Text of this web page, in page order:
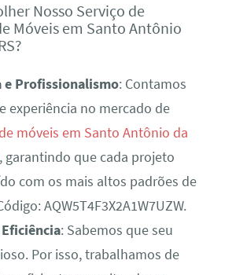
Nosso Serviço de
Móveis em Santo Antônio
e Profissionalismo: Contamos
experiência no mercado de
móveis em Santo Antônio da
, garantindo que cada projeto
com os mais altos padrões de
AQW5T4F3X2A1W7UZW.
: Sabemos que seu
Por isso, trabalhamos de